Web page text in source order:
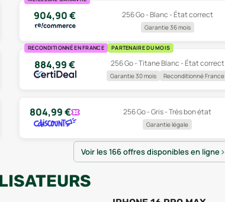
904,90€ 256 Go - Blanc - État correct
Garantie 36 mois
RECONDITIONNÉ EN FRANCE PARTENAIRE DU MOIS
884,99€ 256 Go - Titane Blanc - État correct
Garantie 30 mois Reconditionné France
804,99€ 256 Go - Gris - Très bon état
Garantie légale
Voir les 166 offres disponibles en ligne